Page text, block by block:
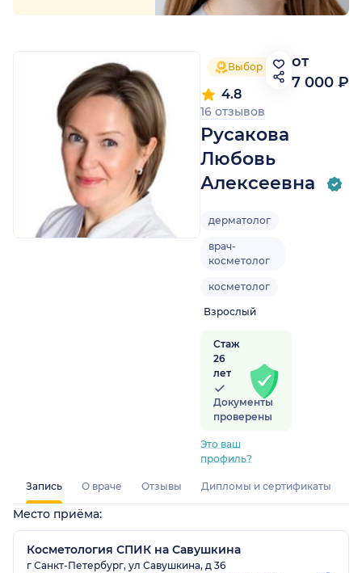
Выбор пациентов 2025
Русакова
Любовь
Алексеевна
4.8
16 отзывов
дерматолог
врач-
косметолог
косметолог
Взрослый
Стаж
26
лет
Документы
проверены
Это ваш
профиль?
от
7 000 ₽
Запись О враче Отзывы Дипломы и сертификаты
Место приёма:
Косметология СПИК на Савушкина
г Санкт-Петербург, ул Савушкина, д 36